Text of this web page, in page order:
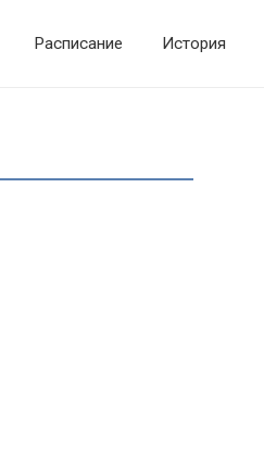
Расписание История